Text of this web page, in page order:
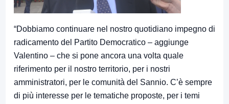
“Dobbiamo continuare nel nostro quotidiano impegno di
radicamento del Partito Democratico – aggiunge
Valentino – che si pone ancora una volta quale
riferimento per il nostro territorio, per i nostri
amministratori, per le comunità del Sannio. C’è sempre
di più interesse per le tematiche proposte, per i temi